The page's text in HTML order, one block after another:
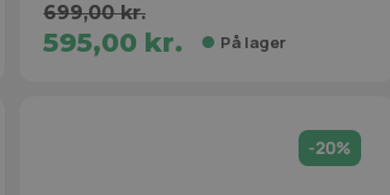
699,00 kr.
595,00 kr. På lager
-20%